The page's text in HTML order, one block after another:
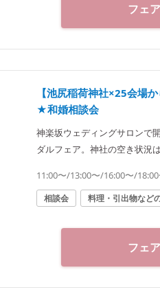
フェ
【池尻稲荷神社×25会場
★和婚相談会
神楽坂ウェディングサロンで
ダルフェア。神社の空き状況
◆神楽坂ウェディングサロン（神社結婚式.jp）◆
1 tel 03-6265-0866 11：00～
徒歩1分
11:00〜/13:00〜/16:00〜/
相談会 料理・引出物など
フェ